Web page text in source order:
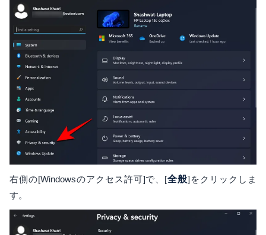
右側の[Windowsのアクセス許可]で、[全般]をクリックしま
す。